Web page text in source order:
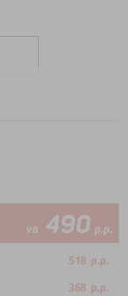
va 490 p.p.
518 p.p.
368 p.p.